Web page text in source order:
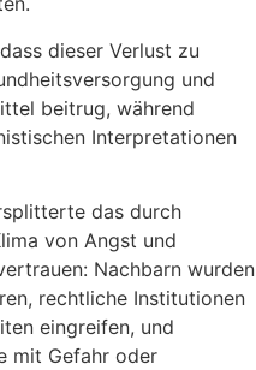
dieser Verlust zu
und
beitrug, während
Interpretationen
das durch
von Angst und
Nachbarn wurden
rechtliche Institutionen
eingreifen, und
mit Gefahr oder